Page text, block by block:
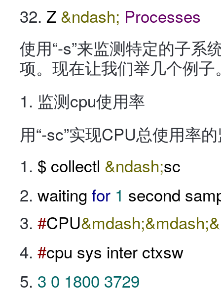
Z &ndash; Processes
使用“-s”来监测特定的子系
项。现在让我们举几个例子
1. 监测cpu使用率
用“-sc”实现CPU总使用率
$ collectl &ndash;sc
waiting for 1 second
#CPU
#cpu sys inter ctxsw
3 0 1800 3729